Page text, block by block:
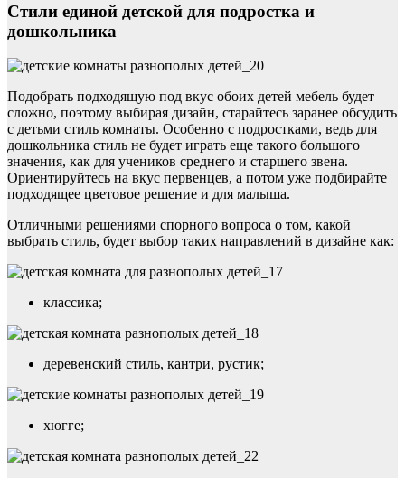
Стили единой детской для подростка и
дошкольника
Подобрать подходящую под вкус обоих детей мебель будет
сложно, поэтому выбирая дизайн, старайтесь заранее обсудить
с детьми стиль комнаты. Особенно с подростками, ведь для
дошкольника стиль не будет играть еще такого большого
значения, как для учеников среднего и старшего звена.
Ориентируйтесь на вкус первенцев, а потом уже подбирайте
подходящее цветовое решение и для малыша.
Отличными решениями спорного вопроса о том, какой
выбрать стиль, будет выбор таких направлений в дизайне как:
классика;
деревенский стиль, кантри, рустик;
хюгге;